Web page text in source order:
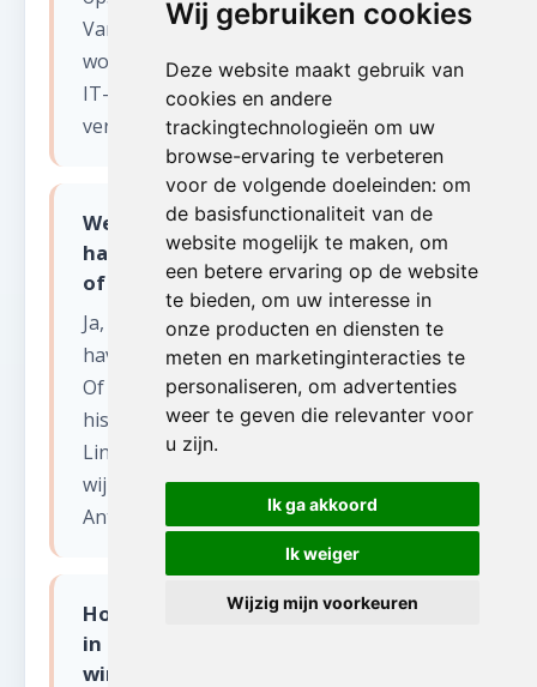
Wij gebruiken cookies
Deze website maakt gebruik van
cookies en andere
trackingtechnologieën om uw
browse-ervaring te verbeteren
voor de volgende doeleinden: om
de basisfunctionaliteit van de
website mogelijk te maken, om
een betere ervaring op de website
te bieden, om uw interesse in
onze producten en diensten te
meten en marketinginteracties te
personaliseren, om advertenties
weer te geven die relevanter voor
u zijn.
Ik ga akkoord
Ik weiger
Wijzig mijn voorkeuren
Varendonk. Vertrouwelijke documenten
worden op verzoek ter plaatse vernietigd.
IT-apparatuur kan apart worden
verwerkt.
Werken jullie ook in het Antwerpse
havengebied voor leegmaken winkel
of magazijn?
Ja, wij zijn actief in het volledige
havengebied en de rand rond Antwerpen.
Of het nu gaat om een woning in het
historisch centrum, een appartement op
Linkeroever of een pand in de Kempen -
wij komen overal in de provincie
Antwerpen.
Hoe gaan jullie om met parkeerdruk
in de stad Antwerpen bij leegmaken
winkel of magazijn?